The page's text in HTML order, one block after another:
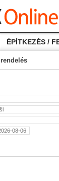
ÉPÍTKEZÉS /